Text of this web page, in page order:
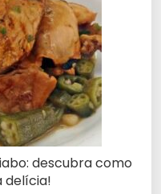
descubra como
delícia!